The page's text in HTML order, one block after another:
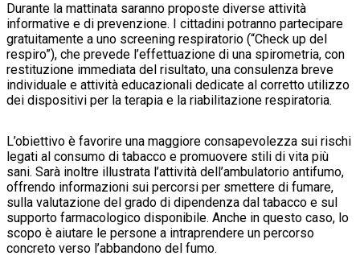
Durante la mattinata saranno proposte diverse attività
informative e di prevenzione. I cittadini potranno partecipare
gratuitamente a uno screening respiratorio (“Check up del
respiro”), che prevede l’effettuazione di una spirometria, con
restituzione immediata del risultato, una consulenza breve
individuale e attività educazionali dedicate al corretto utilizzo
dei dispositivi per la terapia e la riabilitazione respiratoria.
L’obiettivo è favorire una maggiore consapevolezza sui rischi
legati al consumo di tabacco e promuovere stili di vita più
sani. Sarà inoltre illustrata l’attività dell’ambulatorio antifumo,
offrendo informazioni sui percorsi per smettere di fumare,
sulla valutazione del grado di dipendenza dal tabacco e sul
supporto farmacologico disponibile. Anche in questo caso, lo
scopo è aiutare le persone a intraprendere un percorso
concreto verso l’abbandono del fumo.